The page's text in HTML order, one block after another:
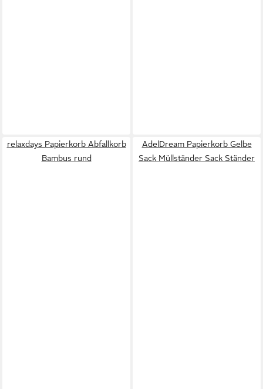
relaxdays Papierkorb Abfallkorb
Bambus rund
AdelDream Papierkorb Gelbe
Sack Müllständer Sack Ständer